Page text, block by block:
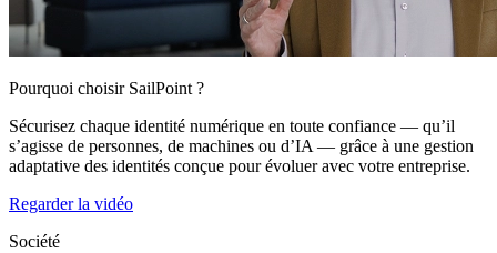
Pourquoi choisir SailPoint ?
Sécurisez chaque identité numérique en toute confiance — qu’il
s’agisse de personnes, de machines ou d’IA — grâce à une gestion
adaptative des identités conçue pour évoluer avec votre entreprise.
Regarder la vidéo
Société